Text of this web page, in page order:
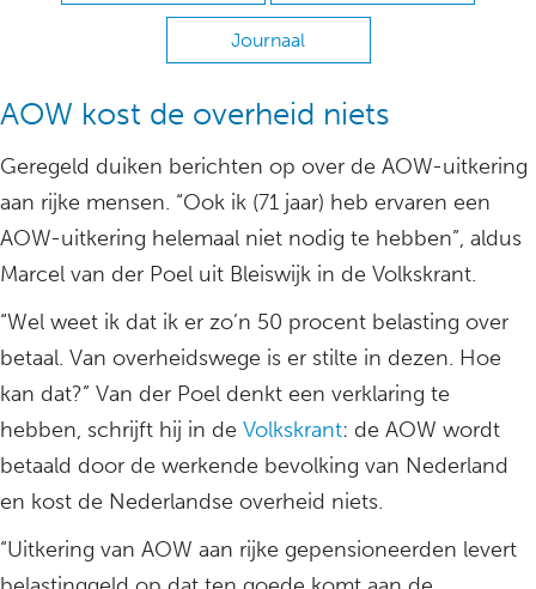
Journaal
AOW kost de overheid niets
Geregeld duiken berichten op over de AOW-uitkering
aan rijke mensen. “Ook ik (71 jaar) heb ervaren een
AOW-uitkering helemaal niet nodig te hebben”, aldus
Marcel van der Poel uit Bleiswijk in de Volkskrant.
“Wel weet ik dat ik er zo’n 50 procent belasting over
betaal. Van overheidswege is er stilte in dezen. Hoe
kan dat?” Van der Poel denkt een verklaring te
hebben, schrijft hij in de Volkskrant: de AOW wordt
betaald door de werkende bevolking van Nederland
en kost de Nederlandse overheid niets.
“Uitkering van AOW aan rijke gepensioneerden levert